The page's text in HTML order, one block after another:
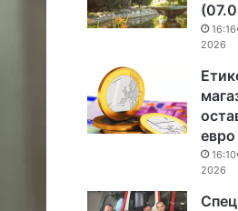
2026
евро
2026